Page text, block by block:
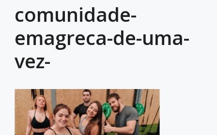
comunidade-
emagreca-de-uma-
vez-